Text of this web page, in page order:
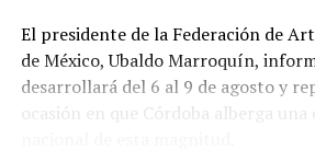
El presidente de la Federación de
de México, Ubaldo Marroquín,
desarrollará del 6 al 9 de agosto y
ocasión en que Córdoba alberga una